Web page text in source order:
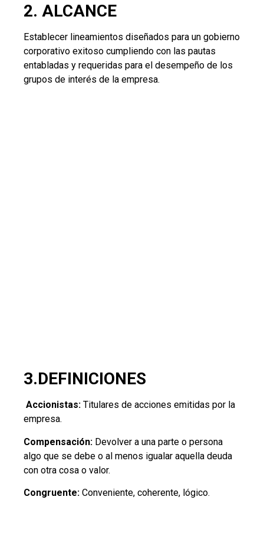
2. ALCANCE
Establecer lineamientos diseñados para un gobierno
corporativo exitoso cumpliendo con las pautas
entabladas y requeridas para el desempeño de los
grupos de interés de la empresa.
3.DEFINICIONES
Accionistas: Titulares de acciones emitidas por la
empresa.
Compensación: Devolver a una parte o persona
algo que se debe o al menos igualar aquella deuda
con otra cosa o valor.
Congruente: Conveniente, coherente, lógico.